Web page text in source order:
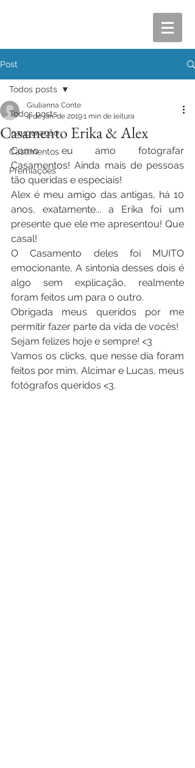
Post
Todos posts
Inauguração
Casamentos
Premiações
Todos posts
Casamento Erika & Alex
Giulianna Conte
4 de jan. de 20191 min de leitura
Como eu amo fotografar
Casamentos! Ainda mais de pessoas
tão queridas e especiais!
Alex é meu amigo das antigas, há 10
anos, exatamente... a Erika foi um
presente que ele me apresentou! Que
casal!
O Casamento deles foi MUITO
emocionante, A sintonia desses dois é
algo sem explicação, realmente
foram feitos um para o outro.
Obrigada meus queridos por me
permitir fazer parte da vida de vocês!
Sejam felizes hoje e sempre! <3
Vamos os clicks, que nesse dia foram
feitos por mim, Alcimar e Lucas, meus
fotógrafos queridos <3.